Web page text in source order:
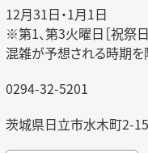
12月31日・1月1日
※第1、第3火曜日［祝祭
混雑が予想される時期を
0294-32-5201
茨城県日立市水木町2-